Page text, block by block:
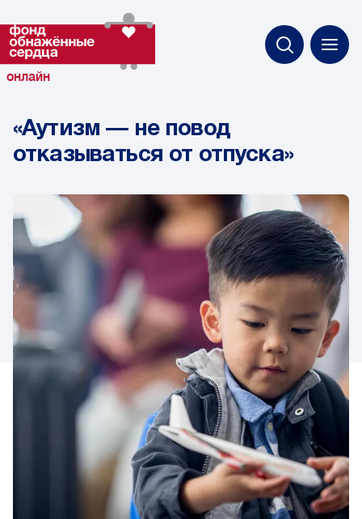
онлайн
«Аутизм — не повод
отказываться от отпуска»